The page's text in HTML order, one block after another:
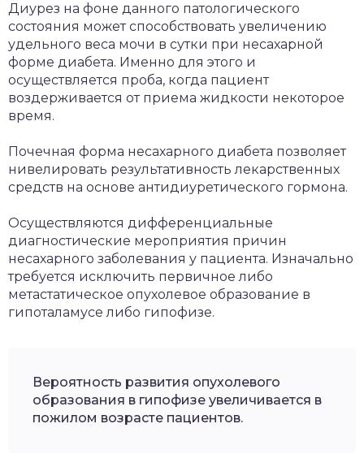
Диурез на фоне данного патологического
состояния может способствовать увеличению
удельного веса мочи в сутки при несахарной
форме диабета. Именно для этого и
осуществляется проба, когда пациент
воздерживается от приема жидкости некоторое
время.
Почечная форма несахарного диабета позволяет
нивелировать результативность лекарственных
средств на основе антидиуретического гормона.
Осуществляются дифференциальные
диагностические мероприятия причин
несахарного заболевания у пациента. Изначально
требуется исключить первичное либо
метастатическое опухолевое образование в
гипоталамусе либо гипофизе.
Вероятность развития опухолевого
образования в гипофизе увеличивается в
пожилом возрасте пациентов.